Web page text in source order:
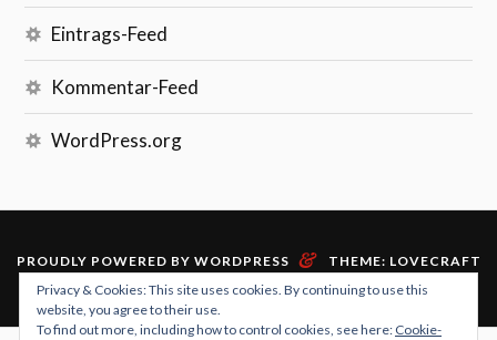
Eintrags-Feed
Kommentar-Feed
WordPress.org
PROUDLY POWERED BY WORDPRESS &
THEME: LOVECRAFT
VON
ANDERS NOREN .
Privacy & Cookies: This site uses cookies. By continuing to use this
website, you agree to their use.
To find out more, including how to control cookies, see here: Cookie-